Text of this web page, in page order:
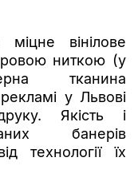
вінілове
ниткою (у
тканина
у Львові
Якість і
банерів
технології їх